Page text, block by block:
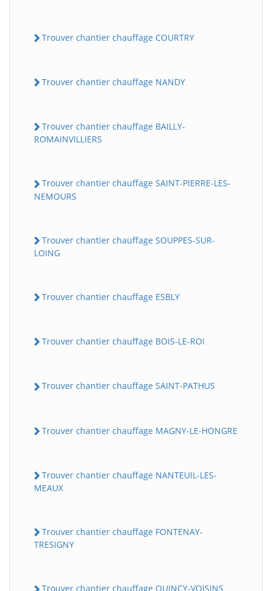
Trouver chantier chauffage COURTRY
Trouver chantier chauffage NANDY
Trouver chantier chauffage BAILLY-
ROMAINVILLIERS
Trouver chantier chauffage SAINT-PIERRE-LES-
NEMOURS
Trouver chantier chauffage SOUPPES-SUR-
LOING
Trouver chantier chauffage ESBLY
Trouver chantier chauffage BOIS-LE-ROI
Trouver chantier chauffage SAINT-PATHUS
Trouver chantier chauffage MAGNY-LE-HONGRE
Trouver chantier chauffage NANTEUIL-LES-
MEAUX
Trouver chantier chauffage FONTENAY-
TRESIGNY
Trouver chantier chauffage QUINCY-VOISINS